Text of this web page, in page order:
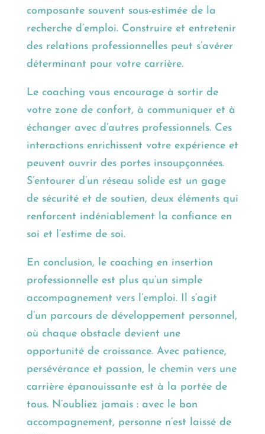
composante souvent sous-estimée de la
recherche d’emploi. Construire et entretenir
des relations professionnelles peut s’avérer
déterminant pour votre carrière.
Le coaching vous encourage à sortir de
votre zone de confort, à communiquer et à
échanger avec d’autres professionnels. Ces
interactions enrichissent votre expérience et
peuvent ouvrir des portes insoupçonnées.
S’entourer d’un réseau solide est un gage
de sécurité et de soutien, deux éléments qui
renforcent indéniablement la confiance en
soi et l’estime de soi.
En conclusion, le coaching en insertion
professionnelle est plus qu’un simple
accompagnement vers l’emploi. Il s’agit
d’un parcours de développement personnel,
où chaque obstacle devient une
opportunité de croissance. Avec patience,
persévérance et passion, le chemin vers une
carrière épanouissante est à la portée de
tous. N’oubliez jamais : avec le bon
accompagnement, personne n’est laissé de